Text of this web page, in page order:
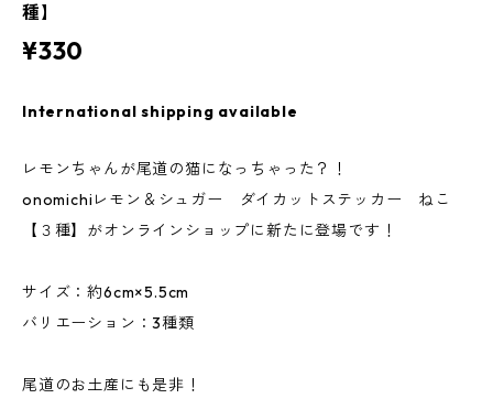
種】
¥330
International shipping available
レモンちゃんが尾道の猫になっちゃった？！
onomichiレモン＆シュガー ダイカットステッカー ねこ
【３種】がオンラインショップに新たに登場です！
サイズ：約6cm×5.5cm
バリエーション：3種類
尾道のお土産にも是非！